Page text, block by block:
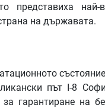
най-
на държавата.
път I-8
гарантиране на